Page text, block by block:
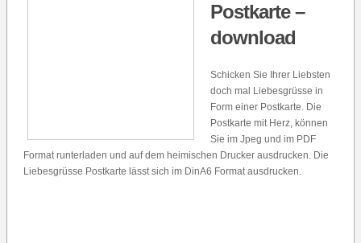
Postkarte –
download
Schicken Sie Ihrer Liebsten
doch mal Liebesgrüsse in
Form einer Postkarte. Die
Postkarte mit Herz, können
Sie im Jpeg und im PDF
Format runterladen und auf dem heimischen Drucker ausdrucken. Die
Liebesgrüsse Postkarte lässt sich im DinA6 Format ausdrucken.